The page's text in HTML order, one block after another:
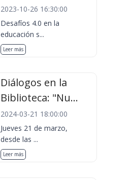
2023-10-26 16:30:00
Desafíos 4.0 en la
educación s...
Leer más
Diálogos en la
Biblioteca: "Nu...
2024-03-21 18:00:00
Jueves 21 de marzo,
desde las ...
Leer más